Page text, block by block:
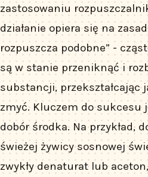
zastosowaniu
działanie opiera się na
rozpuszcza podobne” -
są w stanie przeniknąć i
substancji, przekształcając
zmyć. Kluczem do sukcesu
dobór środka. Na przykład,
świeżej żywicy sosnowej
zwykły denaturat lub